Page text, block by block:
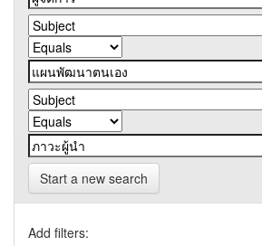
Start a new search
Add filters: